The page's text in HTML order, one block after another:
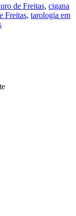
de Freitas, cigana
Freitas, tarologia em